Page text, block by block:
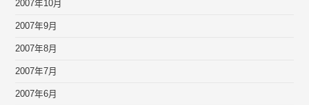
2007年10月
2007年9月
2007年8月
2007年7月
2007年6月